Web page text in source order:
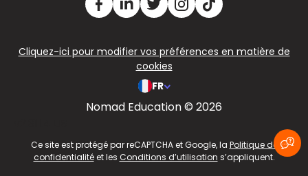
Cliquez-ici pour modifier vos préférences en matière de
cookies
FR
Nomad Education © 2026
Ce site est protégé par reCAPTCHA et Google, la Politique de
confidentialitéet les Conditions d’utilisation s’appliquent.